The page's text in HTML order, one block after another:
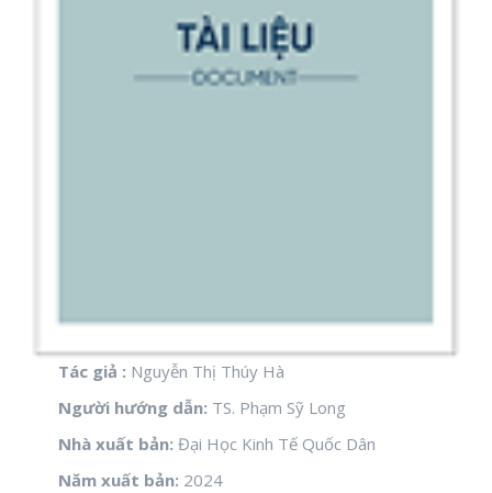
Tác giả : Nguyễn Thị Thúy Hà
Người hướng dẫn: TS. Phạm Sỹ Long
Nhà xuất bản: Đại Học Kinh Tế Quốc Dân
Năm xuất bản: 2024